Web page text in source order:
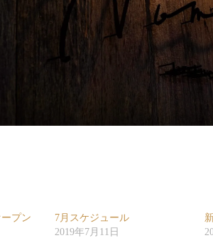
プン
7月スケジュール
2019年7月11日